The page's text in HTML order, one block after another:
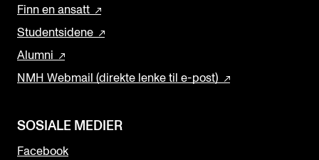
Finn en ansatt
Studentsidene
Alumni
NMH Webmail (direkte lenke til e-post)
SOSIALE MEDIER
Facebook